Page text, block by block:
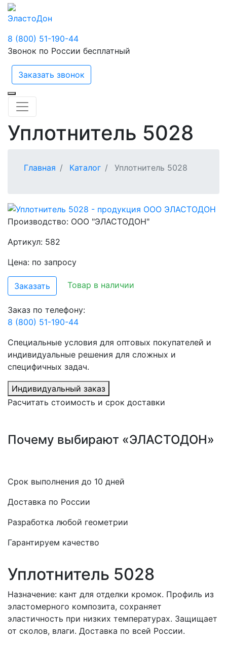
ЭластоДон
8 (800) 51-190-44
Звонок по России бесплатный
Заказать звонок
Уплотнитель 5028
Главная Каталог Уплотнитель 5028
Производство: ООО "ЭЛАСТОДОН"
Артикул: 582
Цена: по запросу
Заказать Товар в наличии
Заказ по телефону:
8 (800) 51-190-44
Специальные условия для оптовых покупателей и
индивидуальные решения для сложных и
специфичных задач.
Индивидуальный заказ
Расчитать стоимость и срок доставки
Почему выбирают «ЭЛАСТОДОН»
Срок выполнения до 10 дней
Доставка по России
Разработка любой геометрии
Гарантируем качество
Уплотнитель 5028
Назначение: кант для отделки кромок. Профиль из
эластомерного композита, сохраняет
эластичность при низких температурах. Защищает
от сколов, влаги. Доставка по всей России.